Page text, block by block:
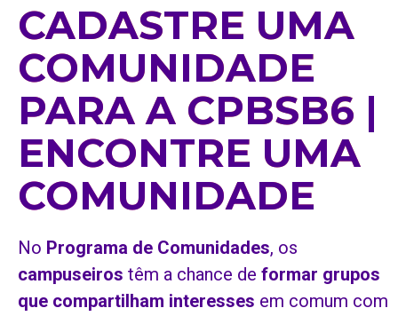
CADASTRE UMA
COMUNIDADE
PARA A CPBSB6 |
ENCONTRE UMA
COMUNIDADE
No Programa de Comunidades, os
campuseiros têm a chance de formar grupos
que compartilham interesses em comum com